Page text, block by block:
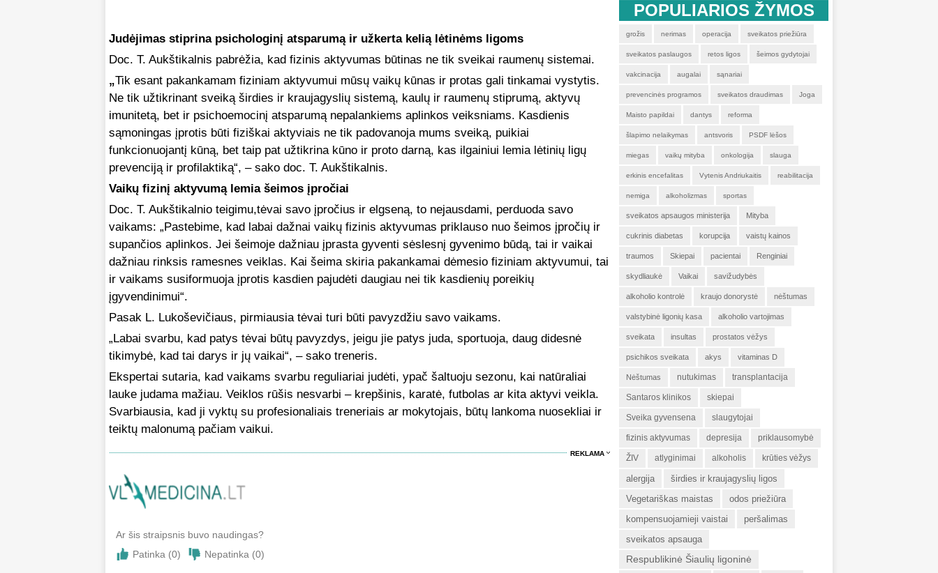
Judėjimas stiprina psichologinį atsparumą ir užkerta kelią lėtinėms ligoms
Doc. T. Aukštikalnis pabrėžia, kad fizinis aktyvumas būtinas ne tik sveikai raumenų sistemai.
„Tik esant pakankamam fiziniam aktyvumui mūsų vaikų kūnas ir protas gali tinkamai vystytis.
Ne tik užtikrinant sveiką širdies ir kraujagyslių sistemą, kaulų ir raumenų stiprumą, aktyvų
imunitetą, bet ir psichoemocinį atsparumą nepalankiems aplinkos veiksniams. Kasdienis
sąmoningas įprotis būti fiziškai aktyviais ne tik padovanoja mums sveiką, puikiai
funkcionuojantį kūną, bet taip pat užtikrina kūno ir proto darną, kas ilgainiui lemia lėtinių ligų
prevenciją ir profilaktiką“, – sako doc. T. Aukštikalnis.
Vaikų fizinį aktyvumą lemia šeimos įpročiai
Doc. T. Aukštikalnio teigimu,tėvai savo įpročius ir elgseną, to nejausdami, perduoda savo
vaikams: „Pastebime, kad labai dažnai vaikų fizinis aktyvumas priklauso nuo šeimos įpročių ir
supančios aplinkos. Jei šeimoje dažniau įprasta gyventi sėslesnį gyvenimo būdą, tai ir vaikai
dažniau rinksis ramesnes veiklas. Kai šeima skiria pakankamai dėmesio fiziniam aktyvumui, tai
ir vaikams susiformuoja įprotis kasdien pajudėti daugiau nei tik kasdienių poreikių
įgyvendinimui“.
Pasak L. Lukoševičiaus, pirmiausia tėvai turi būti pavyzdžiu savo vaikams.
„Labai svarbu, kad patys tėvai būtų pavyzdys, jeigu jie patys juda, sportuoja, daug didesnė
tikimybė, kad tai darys ir jų vaikai“, – sako treneris.
Ekspertai sutaria, kad vaikams svarbu reguliariai judėti, ypač šaltuoju sezonu, kai natūraliai
lauke judama mažiau. Veiklos rūšis nesvarbi – krepšinis, karatė, futbolas ar kita aktyvi veikla.
Svarbiausia, kad ji vyktų su profesionaliais treneriais ar mokytojais, būtų lankoma nuosekliai ir
teiktų malonumą pačiam vaikui.
REKLAMA
Ar šis straipsnis buvo naudingas?
Patinka (0) Nepatinka (0)
POPULIARIOS ŽYMOS
grožis nerimas operacija sveikatos priežiūra
sveikatos paslaugos retos ligos šeimos gydytojai
vakcinacija augalai sąnariai
prevencinės programos sveikatos draudimas Joga
Maisto papildai dantys reforma
šlapimo nelaikymas antsvoris PSDF lėšos
miegas vaikų mityba onkologija slauga
erkinis encefalitas Vytenis Andriukaitis reabilitacija
nemiga alkoholizmas sportas
sveikatos apsaugos ministerija Mityba
cukrinis diabetas korupcija vaistų kainos
traumos Skiepai pacientai Renginiai
skydliaukė Vaikai savižudybės
alkoholio kontrolė kraujo donorystė nėštumas
valstybinė ligonių kasa alkoholio vartojimas
sveikata insultas prostatos vėžys
psichikos sveikata akys vitaminas D
Nėštumas nutukimas transplantacija
Santaros klinikos skiepai
Sveika gyvensena slaugytojai
fizinis aktyvumas depresija priklausomybė
ŽIV atlyginimai alkoholis krūties vėžys
alergija
širdies ir kraujagyslių ligos
Vegetariškas maistas
odos priežiūra
kompensuojamieji vaistai
peršalimas
sveikatos apsauga
Respublikinė Šiaulių ligoninė